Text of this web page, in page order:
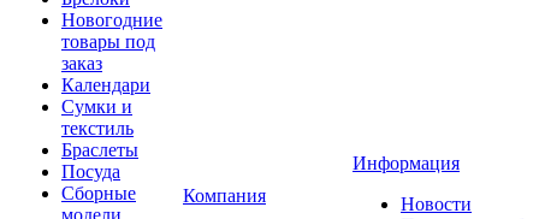
Новогодние
товары под
заказ
Календари
Сумки и
текстиль
Браслеты
Посуда
Сборные
модели
Компания
Информация
Новости